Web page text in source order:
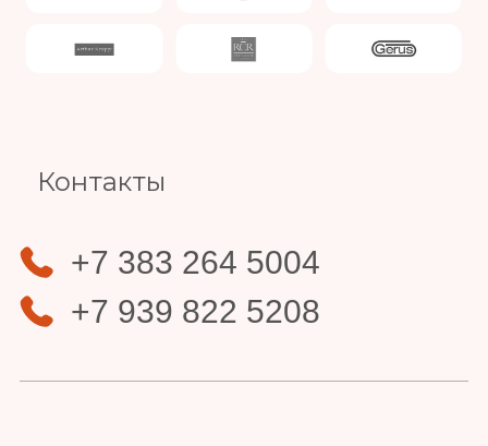
Контакты
+7 383 264 5004
+7 939 822 5208